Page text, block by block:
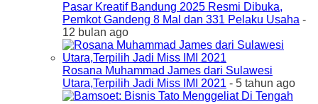
Pasar Kreatif Bandung 2025 Resmi Dibuka,
Pemkot Gandeng 8 Mal dan 331 Pelaku Usaha -
12 bulan ago
Rosana Muhammad James dari Sulawesi
Utara,Terpilih Jadi Miss IMI 2021 - 5 tahun ago